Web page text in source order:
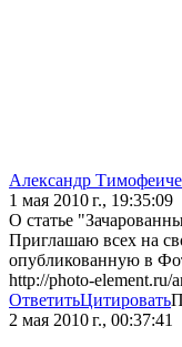
Александр
1 мая 2010 г., 19:35:09
О статье
Приглашаю всех на
опубликованную в
http://photo-element.ru/
ОтветитьЦитировать
2 мая 2010 г., 00:37:41